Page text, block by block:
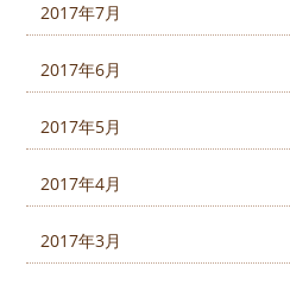
2017年7月
2017年6月
2017年5月
2017年4月
2017年3月